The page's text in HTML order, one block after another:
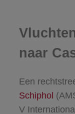
naar
Een
Schiphol
V